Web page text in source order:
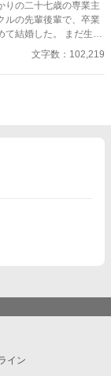
りの二十七歳の専業主
ルの先輩後輩で、卒業
て結婚した。 まだ生後
々。朝、いつもと同
故で帰らぬ人とな
ることができる月齢
く、宏樹の不在時に
へと復縁を迫ってく
って、彼が優香のこ
しまう。 あっさりと
そういって、優香の
の宏樹だったが、優し
文字数：102,219
イン